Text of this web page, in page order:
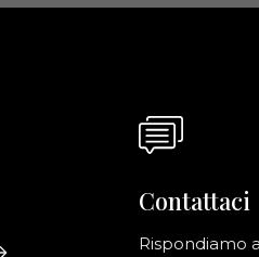
Contattaci
Rispondiamo a